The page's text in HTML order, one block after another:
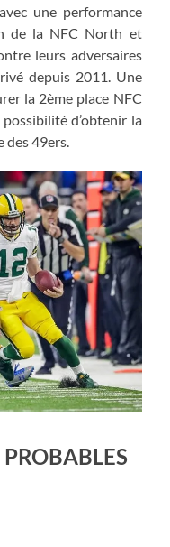
une performance
de la NFC North et
leurs adversaires
depuis 2011. Une
la 2ème place NFC
d’obtenir la
des 49ers.